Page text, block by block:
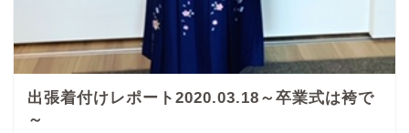
出張着付けレポート2020.03.18～卒業式は袴で
～